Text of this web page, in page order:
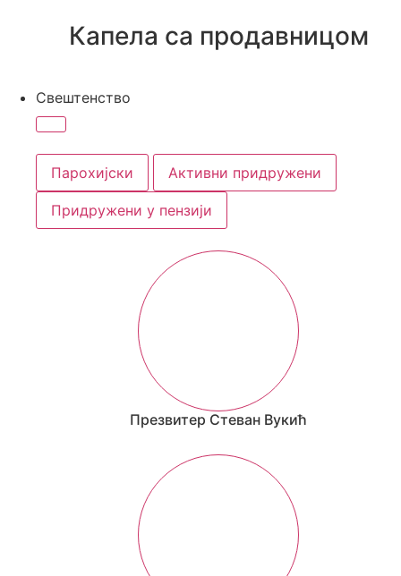
Капела са продавницом
Свештенство
Парохијски Активни придружени
Придружени у пензији
Презвитер Стеван Вукић